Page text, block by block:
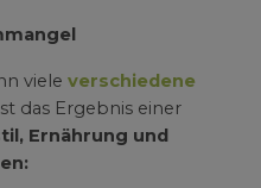
viele verschiedene
das Ergebnis einer
Ernährung und